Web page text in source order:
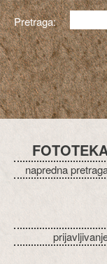
Pretraga:
napredna